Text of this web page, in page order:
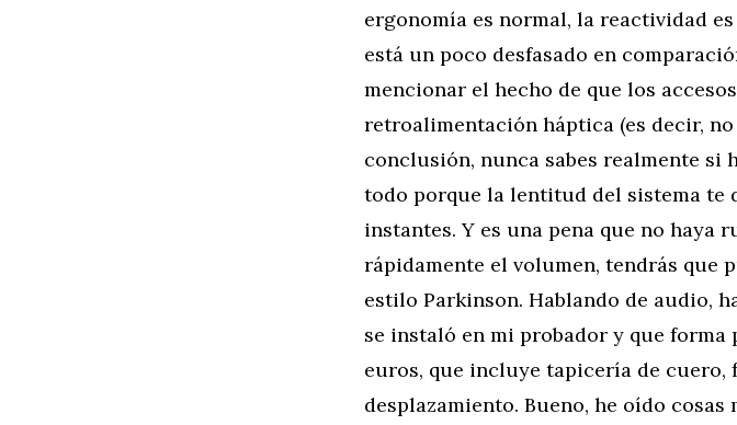
ergonomía es normal, la reactividad
está un poco desfasado en
mencionar el hecho de que los
retroalimentación háptica (es decir,
conclusión, nunca sabes realmente si
todo porque la lentitud del sistema te
instantes. Y es una pena que no haya
rápidamente el volumen, tendrás que
estilo Parkinson. Hablando de audio,
se instaló en mi probador y que forma
euros, que incluye tapicería de cuero,
desplazamiento. Bueno, he oído